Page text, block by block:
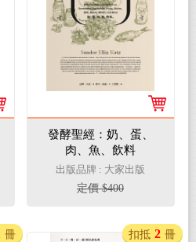
發酵聖經：奶、蛋、
肉、魚、飲料
出版品牌 : 大家出版
定價 $400
冊 扣抵 2 冊